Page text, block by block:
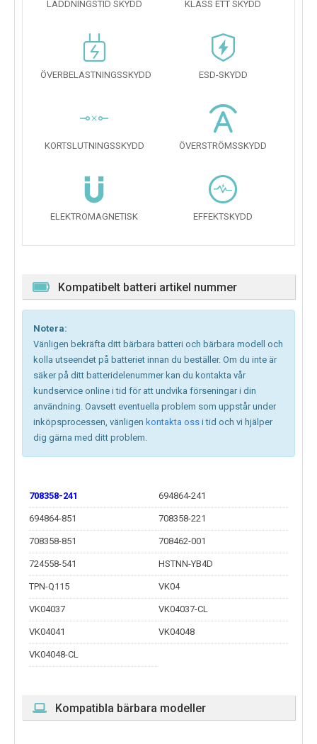
LADDNINGSTID SKYDD KLASS ETT SKYDD
ÖVERBELASTNINGSSKYDD ESD-SKYDD
KORTSLUTNINGSSKYDD ÖVERSTRÖMSSKYDD
ELEKTROMAGNETISK EFFEKTSKYDD
Kompatibelt batteri artikel nummer
Notera:
Vänligen bekräfta ditt bärbara batteri och bärbara modell och
kolla utseendet på batteriet innan du beställer. Om du inte är
säker på ditt batteridelenummer kan du kontakta vår
kundservice online i tid för att undvika förseningar i din
användning. Oavsett eventuella problem som uppstår under
inköpsprocessen, vänligen kontakta oss i tid och vi hjälper
dig gärna med ditt problem.
708358-241 694864-241
694864-851 708358-221
708358-851 708462-001
724558-541 HSTNN-YB4D
TPN-Q115 VK04
VK04037 VK04037-CL
VK04041 VK04048
VK04048-CL
Kompatibla bärbara modeller